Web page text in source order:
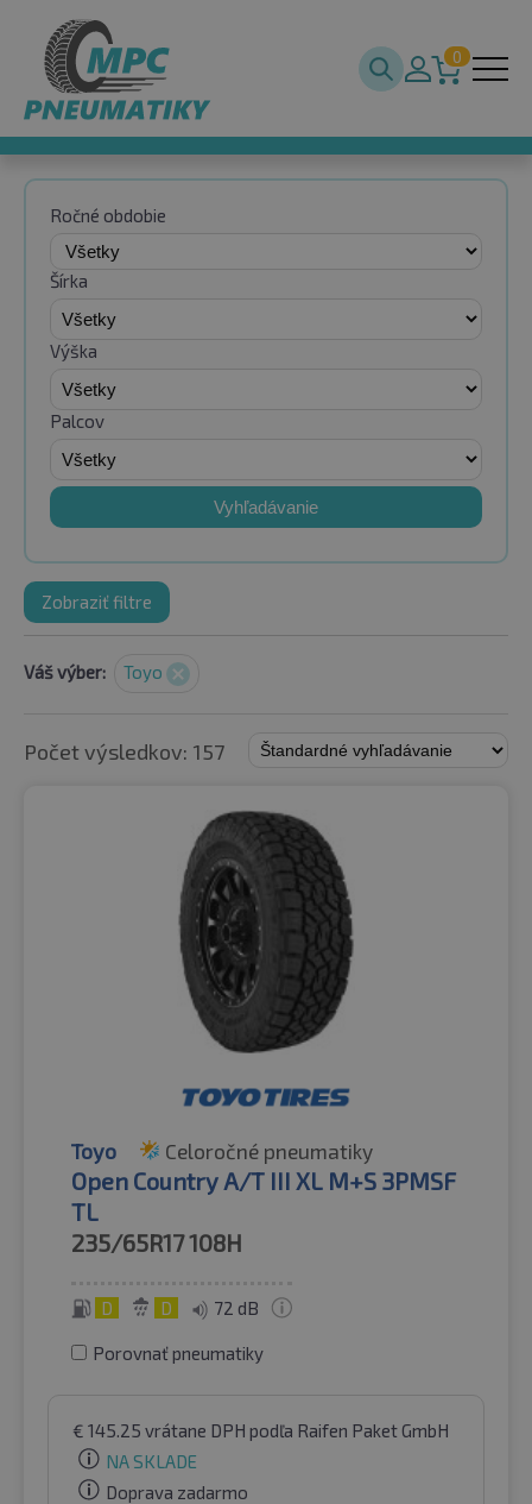
0
Ročné obdobie
Šírka
Výška
Palcov
Vyhľadávanie
Zobraziť filtre
Váš výber: Toyo
Počet výsledkov: 157
Toyo Celoročné pneumatiky
Open Country A/T III XL M+S 3PMSF
TL
235/65R17108H
D D 72 dB
Porovnať pneumatiky
€ 145.25 vrátane DPH podľa Raifen Paket GmbH
NA SKLADE
Doprava zadarmo